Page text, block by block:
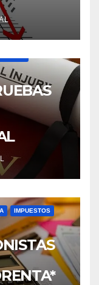
IMPUESTOS